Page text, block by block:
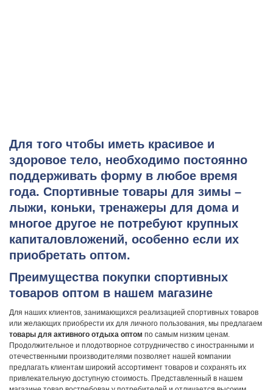
Для того чтобы иметь красивое и
здоровое тело, необходимо постоянно
поддерживать форму в любое время
года. Спортивные товары для зимы –
лыжи, коньки, тренажеры для дома и
многое другое не потребуют крупных
капиталовложений, особенно если их
приобретать оптом.
Преимущества покупки спортивных
товаров оптом в нашем магазине
Для наших клиентов, занимающихся реализацией спортивных товаров
или желающих приобрести их для личного пользования, мы предлагаем
товары для активного отдыха оптом по самым низким ценам.
Продолжительное и плодотворное сотрудничество с иностранными и
отечественными производителями позволяет нашей компании
предлагать клиентам широкий ассортимент товаров и сохранять их
привлекательную доступную стоимость. Представленный в нашем